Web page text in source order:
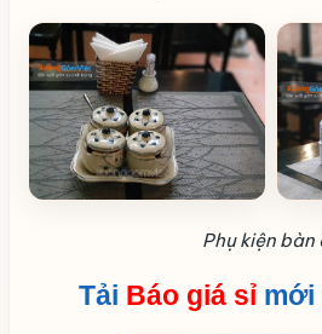
Phụ kiện bàn
Tải Báo giá sỉmới